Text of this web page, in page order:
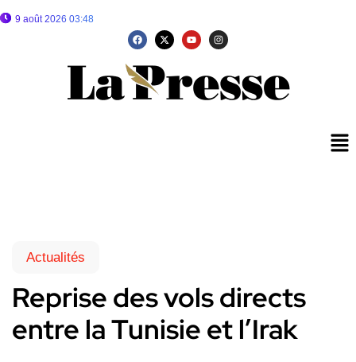
9 août 2026 03:48
Actualités
Reprise des vols directs
entre la Tunisie et l’Irak